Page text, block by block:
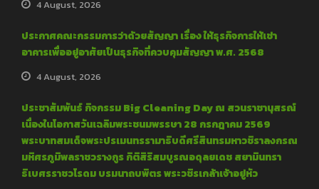
4 August, 2026
ประกาศคณะกรรมการว่าด้วยสัญญา เรื่อง ให้ธุรกิจการให้เช่า
อาคารเพื่ออยู่อาศัยเป็นธุรกิจที่ควบคุมสัญญา พ.ศ. 2568
4 August, 2026
ประชาสัมพันธ์ กิจกรรม Big Cleaning Day ณ สวนราชานุสรณ์
เนื่องในโอกาสวันเฉลิมพระชนมพรรษา 28 กรกฎาคม 2569
พระบาทสมเด็จพระปรเมนทรรามาธิบดีศรีสินทรมหาวชิราลงกรณ
มหิศรภูมิพลราชวรางกูร กิติสิริสมบูรณอดุลยเดช สยามินทรา
ธิเบศรราชวโรดม บรมนาถบพิตร พระวชิรเกล้าเจ้าอยู่หัว